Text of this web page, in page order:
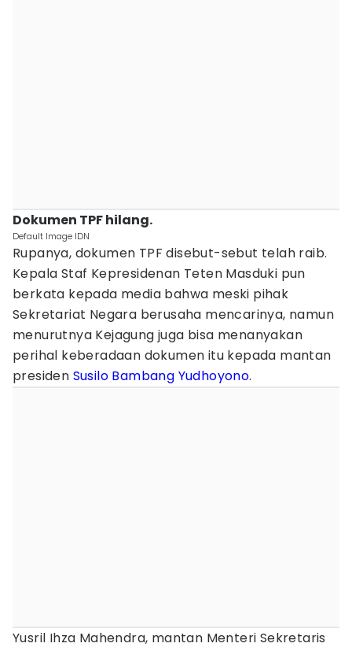
Dokumen TPF hilang.
Default Image IDN
Rupanya, dokumen TPF disebut-sebut telah raib.
Kepala Staf Kepresidenan Teten Masduki pun
berkata kepada media bahwa meski pihak
Sekretariat Negara berusaha mencarinya, namun
menurutnya Kejagung juga bisa menanyakan
perihal keberadaan dokumen itu kepada mantan
presiden Susilo Bambang Yudhoyono.
Yusril Ihza Mahendra, mantan Menteri Sekretaris